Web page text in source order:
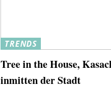
TRENDS
Tree in the House,
inmitten der Stadt